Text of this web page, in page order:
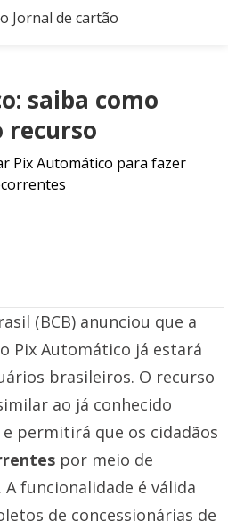
saiba como
recurso
Pix Automático para fazer
(BCB) anunciou que a
Pix Automático já estará
brasileiros. O recurso
ao já conhecido
e permitirá que os cidadãos
por meio de
funcionalidade é válida
de concessionárias de